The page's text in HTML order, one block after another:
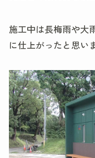
施工中は長梅雨や大
に仕上がったと思い